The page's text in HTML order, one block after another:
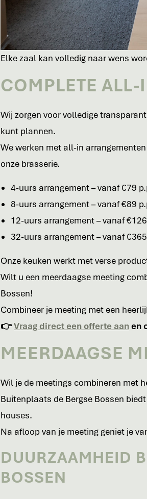
Elke zaal kan volledig naar wens
COMPLETE
Wij zorgen voor volledige
kunt plannen.
We werken met all-in arrangementen
onze brasserie.
4-uurs arrangement – vanaf €79
8-uurs arrangement – vanaf €89
12-uurs arrangement – vanaf
32-uurs arrangement – vanaf
Onze keuken werkt met verse
Wilt u een meerdaagse meeting
Bossen!
Combineer je meeting met een
👉Vraag direct een offerte aanen
MEERDAAGSE
Wil je de meetings combineren met
Buitenplaats de Bergse Bossen
houses.
Na afloop van je meeting geniet je
DUURZAAMHEID
BOSSEN